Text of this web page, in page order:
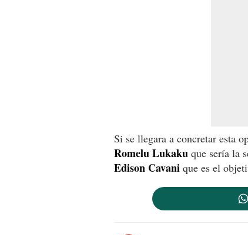
Si se llegara a concretar esta
Romelu Lukaku que sería la
Edison Cavani que es el